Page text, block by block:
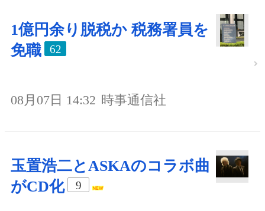
1億円余り脱税か 税務署員を
免職
62
08月07日 14:32 時事通信社
玉置浩二とASKAのコラボ曲
がCD化
9